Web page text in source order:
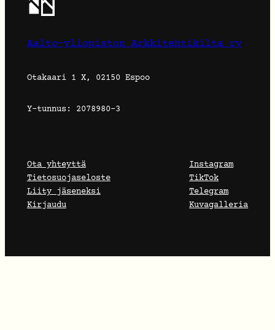
Aalto-yliopiston Arkkitehtikilta ry
Otakaari 1 X, 02150 Espoo
Y-tunnus: 2078980-3
Ota yhteyttä
Tietosuojaseloste
Liity jäseneksi
Kirjaudu
Instagram
TikTok
Telegram
Kuvagalleria